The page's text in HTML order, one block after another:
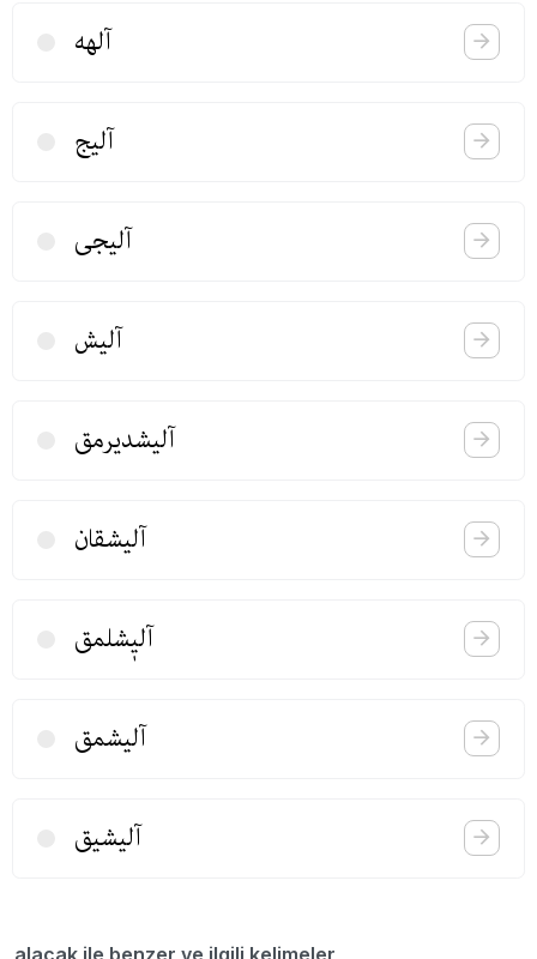
آلهه
آلیج
آلیجی
آلیش
آلیشدیرمق
آلیشقان
آلیٖشلمق
آلیشمق
آلیشیق
alacak ile benzer ve ilgili kelimeler